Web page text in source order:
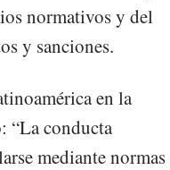
normativos y del
y sanciones.
en la
“La conducta
mediante normas